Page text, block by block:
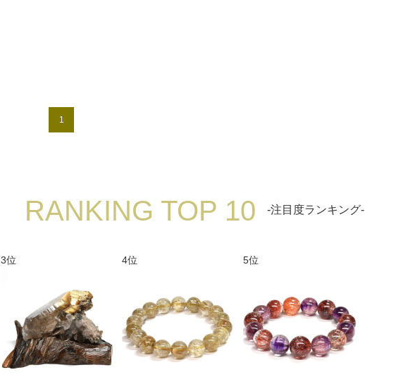
1
RANKING TOP 10 -注目度ランキング-
3位 4位 5位